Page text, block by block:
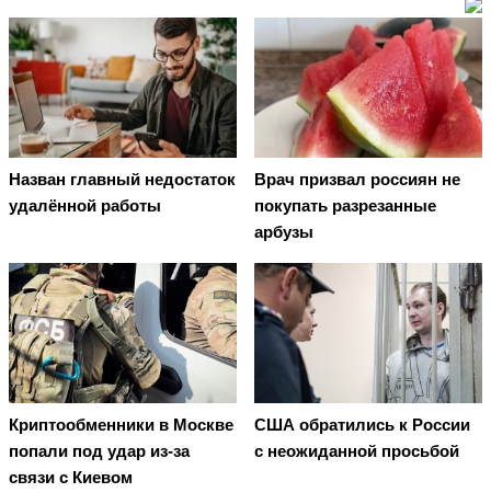
Назван главный недостаток
удалённой работы
Врач призвал россиян не
покупать разрезанные
арбузы
Криптообменники в Москве
попали под удар из-за
связи с Киевом
США обратились к России
с неожиданной просьбой